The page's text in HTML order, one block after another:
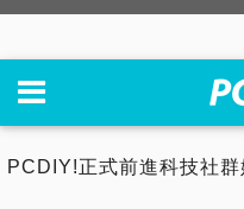
PCDIY!正式前進科技社